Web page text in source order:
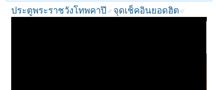
ประตูพระราชวังโทพคาปึ จุดเช็คอินยอดฮิต